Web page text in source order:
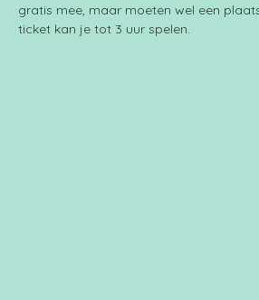
gratis mee, maar moeten wel een
ticket kan je tot 3 uur spelen.